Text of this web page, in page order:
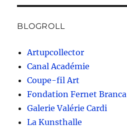
BLOGROLL
Artupcollector
Canal Académie
Coupe-fil Art
Fondation Fernet Branca
Galerie Valérie Cardi
La Kunsthalle